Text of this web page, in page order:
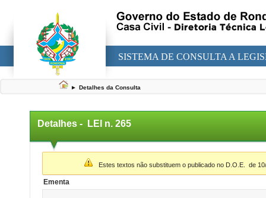
SISTEMA DE CONSULTA A
► Detalhes da Consulta
Detalhes - LEI n. 265
▼
Estes textos não substituem o publicado no D.O.E. de
Ementa